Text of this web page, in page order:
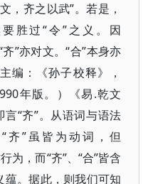
，齐之以武”。若是，
胜过“令”之义。因
齐”亦对文。“合”本身亦
编：《孙子校释》，
年版。）《易.乾文
“齐”。从语词与语法
齐”虽皆为动词，但
为，而“齐”、“合”皆含
。据此，则我们可知